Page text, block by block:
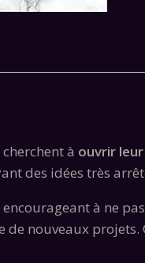
à ouvrir
des idées très
encourageant à ne
nouveaux projets.